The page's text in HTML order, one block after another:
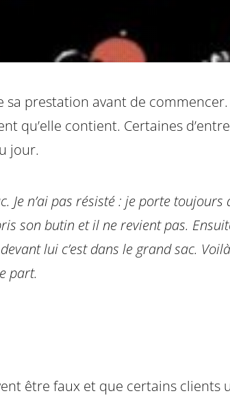
sa prestation avant de
qu’elle contient. Certaines
jour.
Je n’ai pas résisté : je porte
son butin et il ne revient pas.
lui c’est dans le grand sac.
part.
être faux et que certains